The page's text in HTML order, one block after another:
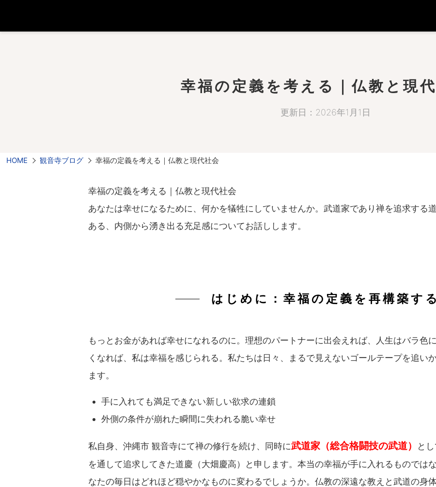
幸福の定義を考える｜仏教と現
更新日：2026年1月1日
HOME 観音寺ブログ 幸福の定義を考える｜仏教と現代社会
幸福の定義を考える｜仏教と現代社会
あなたは幸せになるために、何かを犠牲にしていませんか。武道家であり禅を追求する
ある、内側から湧き出る充足感についてお話しします。
はじめに：幸福の定義を再構築する
もっとお金があれば幸せになれるのに。理想のパートナーに出会えれば、人生はバラ色
くなれば、私は幸福を感じられる。私たちは日々、まるで見えないゴールテープを追い
ます。
手に入れても満足できない新しい欲求の連鎖
外側の条件が崩れた瞬間に失われる脆い幸せ
私自身、沖縄市 観音寺にて禅の修行を続け、同時に武道家（総合格闘技の武道）
と
を通して追求してきた道慶（大畑慶高）と申します。本当の幸福が手に入れるものでは
なたの毎日はどれほど穏やかなものに変わるでしょうか。仏教の深遠な教えと武道の身